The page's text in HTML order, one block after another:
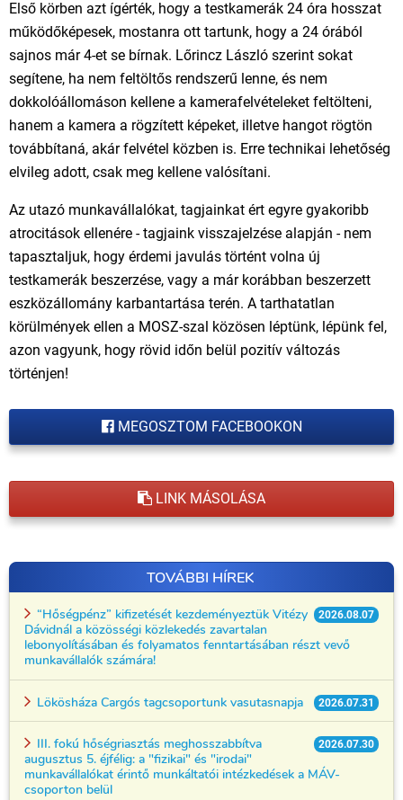
Első körben azt ígérték, hogy a testkamerák 24 óra hosszat
működőképesek, mostanra ott tartunk, hogy a 24 órából
sajnos már 4-et se bírnak. Lőrincz László szerint sokat
segítene, ha nem feltöltős rendszerű lenne, és nem
dokkolóállomáson kellene a kamerafelvételeket feltölteni,
hanem a kamera a rögzített képeket, illetve hangot rögtön
továbbítaná, akár felvétel közben is. Erre technikai lehetőség
elvileg adott, csak meg kellene valósítani.
Az utazó munkavállalókat, tagjainkat ért egyre gyakoribb
atrocitások ellenére - tagjaink visszajelzése alapján - nem
tapasztaljuk, hogy érdemi javulás történt volna új
testkamerák beszerzése, vagy a már korábban beszerzett
eszközállomány karbantartása terén. A tarthatatlan
körülmények ellen a MOSZ-szal közösen léptünk, lépünk fel,
azon vagyunk, hogy rövid időn belül pozitív változás
történjen!
MEGOSZTOM FACEBOOKON
LINK MÁSOLÁSA
TOVÁBBI HÍREK
2026.08.07
“Hőségpénz” kifizetését kezdeményeztük Vitézy
Dávidnál a közösségi közlekedés zavartalan
lebonyolításában és folyamatos fenntartásában részt vevő
munkavállalók számára!
2026.07.31
Lökösháza Cargós tagcsoportunk vasutasnapja
2026.07.30
III. fokú hőségriasztás meghosszabbítva
augusztus 5. éjfélig: a "fizikai" és "irodai"
munkavállalókat érintő munkáltatói intézkedések a MÁV-
csoporton belül